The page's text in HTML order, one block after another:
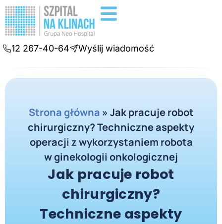
12 267-40-64 Wyślij wiadomość
Strona główna » Jak pracuje robot
chirurgiczny? Techniczne aspekty
operacji z wykorzystaniem robota
w ginekologii onkologicznej
Jak pracuje robot
chirurgiczny?
Techniczne aspekty